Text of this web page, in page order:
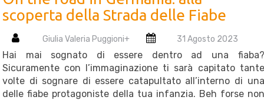
scoperta della Strada delle Fiabe
Giulia Valeria Puggioni+ 31 Agosto 2023
Hai mai sognato di essere dentro ad una fiaba?
Sicuramente con l’immaginazione ti sarà capitato tante
volte di sognare di essere catapultato all’interno di una
delle fiabe protagoniste della tua infanzia. Beh forse non